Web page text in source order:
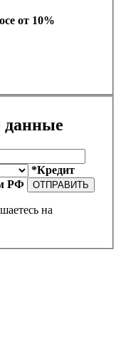
от 10%
данные
*Кредит
РФ
ОТПРАВИТЬ
на